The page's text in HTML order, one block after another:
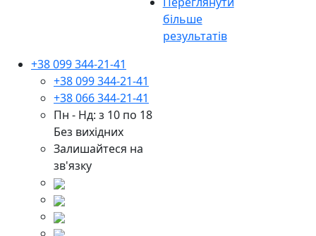
більше
результатів
+38 099 344-21-41
+38 099 344-21-41
+38 066 344-21-41
Пн - Нд: з 10 по 18
Без вихідних
Залишайтеся на
зв'язку